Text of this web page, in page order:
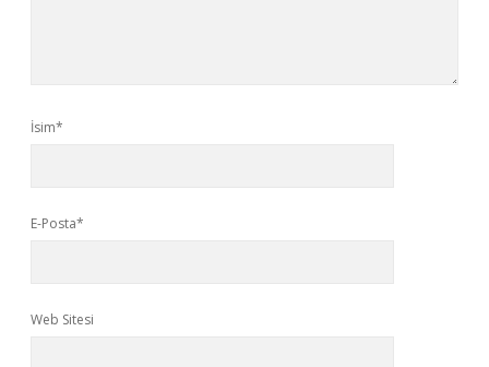
İsim*
E-Posta*
Web Sitesi